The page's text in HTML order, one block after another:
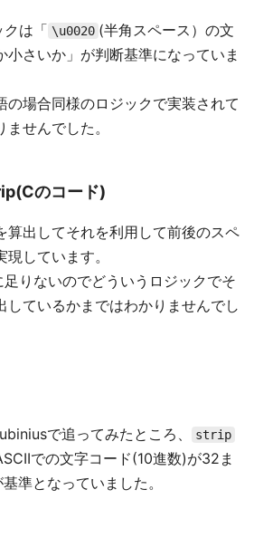
クは「 \u0020 (半角スペース）の文
小さいか」が判断基準になっていま
の場合同様のロジックで実装されて
せんでした。
のコード)
算出してそれを利用して前後のスペ
しています。
りないのでどういうロジックでそ
しているかまではわかりませんでし
で追ってみたところ、 strip
での文字コード(10進数)が32ま
準となっていました。